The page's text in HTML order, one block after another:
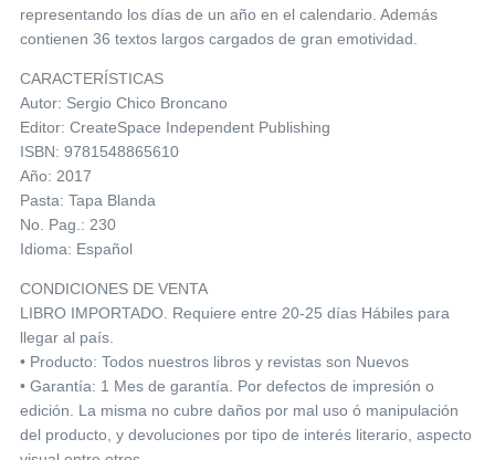
representando los días de un año en el calendario. Además
contienen 36 textos largos cargados de gran emotividad.
CARACTERÍSTICAS
Autor: Sergio Chico Broncano
Editor: CreateSpace Independent Publishing
ISBN: 9781548865610
Año: 2017
Pasta: Tapa Blanda
No. Pag.: 230
Idioma: Español
CONDICIONES DE VENTA
LIBRO IMPORTADO. Requiere entre 20-25 días Hábiles para
llegar al país.
• Producto: Todos nuestros libros y revistas son Nuevos
• Garantía: 1 Mes de garantía. Por defectos de impresión o
edición. La misma no cubre daños por mal uso ó manipulación
del producto, y devoluciones por tipo de interés literario, aspecto